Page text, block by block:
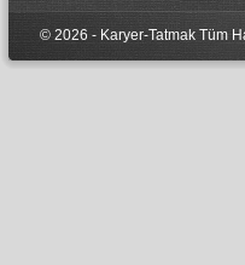
© 2026 -